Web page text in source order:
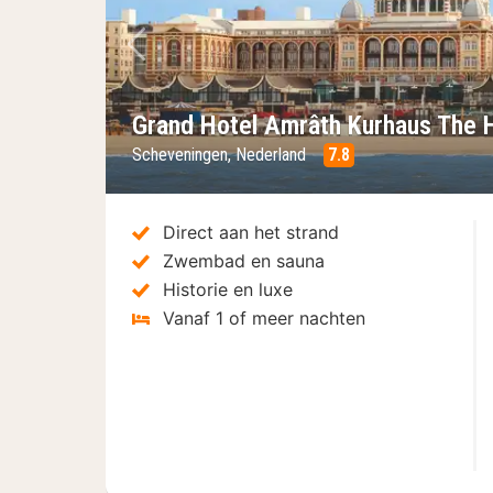
Vorige foto
Grand Hotel Amrâth Kurhaus The
Scheveningen, Nederland 7.8
Direct aan het strand
Zwembad en sauna
Historie en luxe
Vanaf 1 of meer nachten